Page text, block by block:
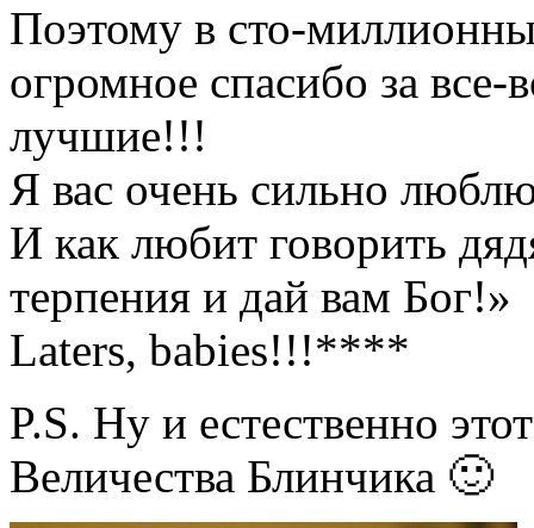
Поэтому в сто-
огромное спасибо за
лучшие!!!
Я вас очень сильно
И как любит говорить
терпения и дай вам Бог!»
Laters, babies!!!****
P.S. Ну и естественно
Величества Блинчика 🙂